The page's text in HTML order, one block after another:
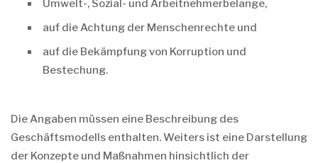
Umwelt-, Sozial- und Arbeitnehmerbelange,
auf die Achtung der Menschenrechte und
auf die Bekämpfung von Korruption und
Bestechung.
Die Angaben müssen eine Beschreibung des
Geschäftsmodells enthalten. Weiters ist eine Darstellung
der Konzepte und Maßnahmen hinsichtlich der